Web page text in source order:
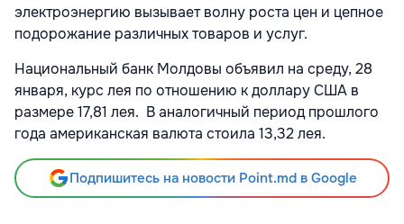
электроэнергию вызывает волну роста цен и цепное
подорожание различных товаров и услуг.
Национальный банк Молдовы объявил на среду, 28
января, курс лея по отношению к доллару США в
размере 17,81 лея. В аналогичный период прошлого
года американская валюта стоила 13,32 лея.
Подпишитесь на новости Point.md в Google